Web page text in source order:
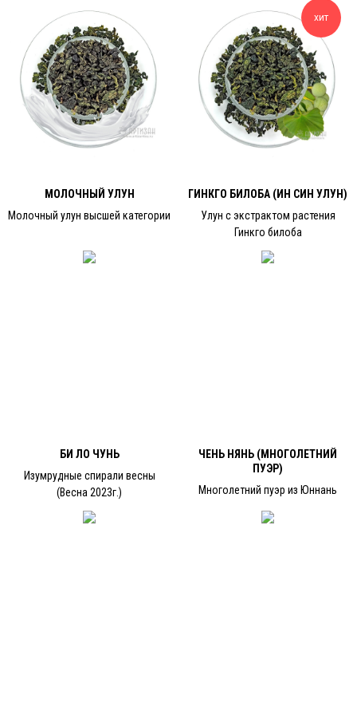
МОЛОЧНЫЙ УЛУН
Молочный улун высшей категории
хит
ГИНКГО БИЛОБА (ИН СИН УЛУН)
Улун с экстрактом растения
Гинкго билоба
БИ ЛО ЧУНЬ
Изумрудные спирали весны
(Весна 2023г.)
ЧЕНЬ НЯНЬ (МНОГОЛЕТНИЙ
ПУЭР)
Многолетний пуэр из Юннань